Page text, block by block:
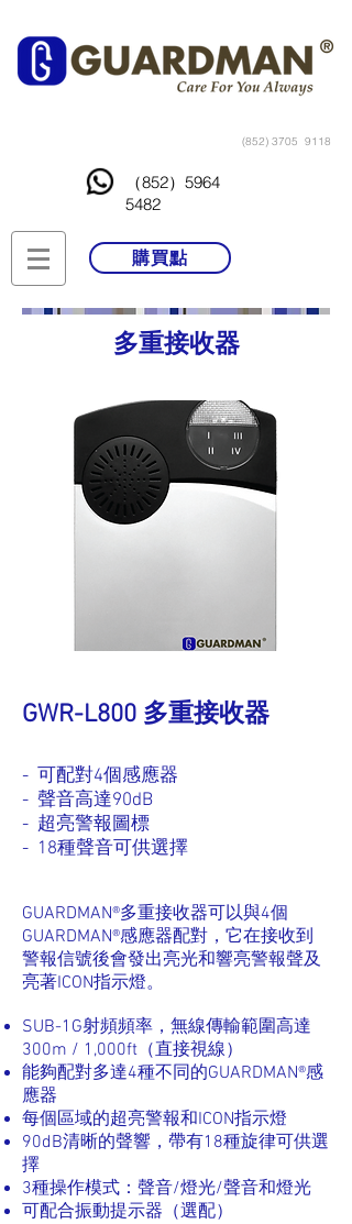
(852) 3705 9118
（852）5964
5482
購買點
多重接收器
GWR-L800 多重接收器
- 可配對4個感應器
- 聲音高達90dB
- 超亮警報圖標
- 18種聲音可供選擇
GUARDMAN®多重接收器可以與4個
GUARDMAN®感應器配對，它在接收到
警報信號後會發出亮光和響亮警報聲及
亮著ICON指示燈。
SUB-1G射頻頻率，無線傳輸範圍高達
300m / 1,000ft（直接視線）
能夠配對多達4種不同的GUARDMAN®感
應器
每個區域的超亮警報和ICON指示燈
90dB清晰的聲響，帶有18種旋律可供選
擇
3種操作模式：聲音/燈光/聲音和燈光
可配合振動提示器（選配）